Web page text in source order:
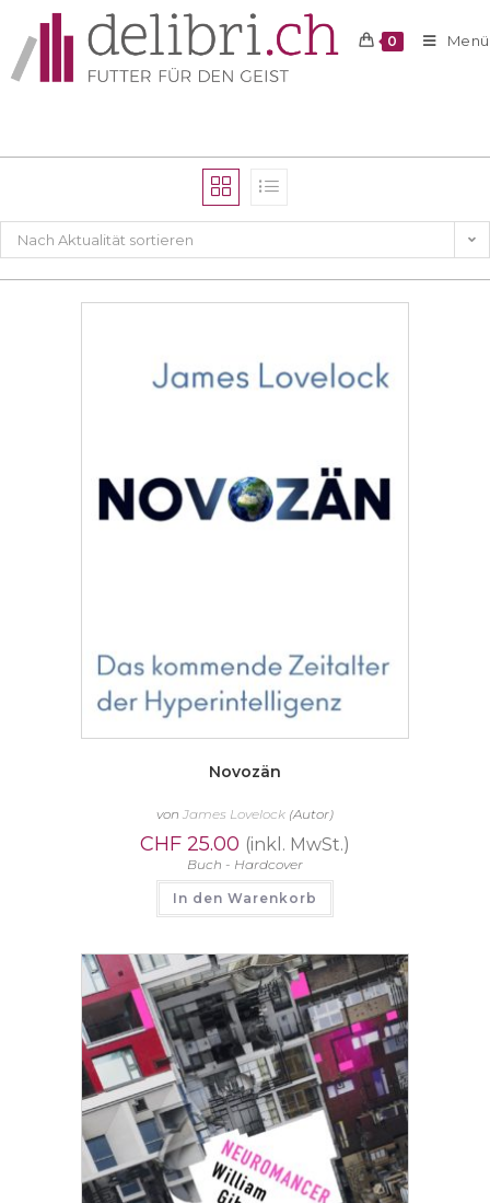
0 Menü
Nach Aktualität sortieren
Novozän
von James Lovelock (Autor)
CHF 25.00 (inkl. MwSt.)
Buch - Hardcover
In den Warenkorb